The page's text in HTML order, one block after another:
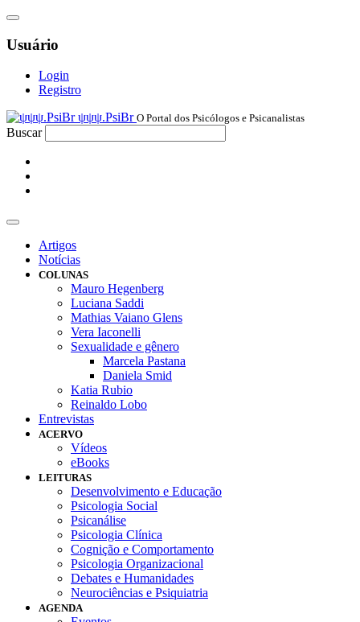
Usuário
Login
Registro
ψψψ.PsiBr O Portal dos Psicólogos e Psicanalistas
Buscar
Artigos
Notícias
COLUNAS
Mauro Hegenberg
Luciana Saddi
Mathias Vaiano Glens
Vera Iaconelli
Sexualidade e gênero
Marcela Pastana
Daniela Smid
Katia Rubio
Reinaldo Lobo
Entrevistas
ACERVO
Vídeos
eBooks
LEITURAS
Desenvolvimento e Educação
Psicologia Social
Psicanálise
Psicologia Clínica
Cognição e Comportamento
Psicologia Organizacional
Debates e Humanidades
Neurociências e Psiquiatria
AGENDA